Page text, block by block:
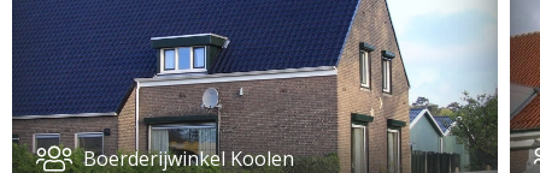
Boerderijwinkel Koolen